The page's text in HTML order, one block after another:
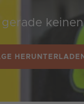
gerade
HERUNTERLADEN